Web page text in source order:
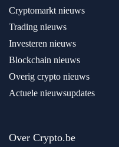
Cryptomarkt nieuws
Trading nieuws
Investeren nieuws
Blockchain nieuws
Overig crypto nieuws
Actuele nieuwsupdates
Over Crypto.be